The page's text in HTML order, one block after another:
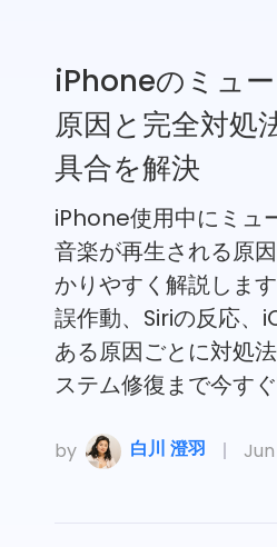
iPhoneのミュ
原因と完全対処
具合を解決
iPhone使用中にミュ
音楽が再生される原
かりやすく解説しま
誤作動、Siriの反応、
ある原因ごとに対処
ステム修復まで今す
by 白川 澄羽